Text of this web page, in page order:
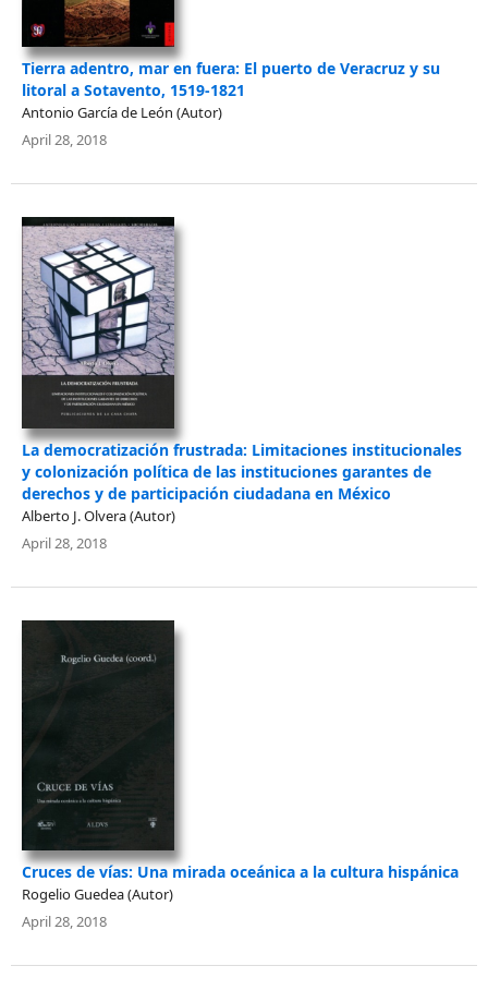
Tierra adentro, mar en fuera: El puerto de Veracruz y su
litoral a Sotavento, 1519-1821
Antonio García de León (Autor)
April 28, 2018
La democratización frustrada: Limitaciones institucionales
y colonización política de las instituciones garantes de
derechos y de participación ciudadana en México
Alberto J. Olvera (Autor)
April 28, 2018
Cruces de vías: Una mirada oceánica a la cultura hispánica
Rogelio Guedea (Autor)
April 28, 2018